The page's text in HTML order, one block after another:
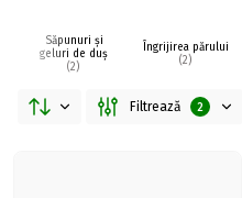
Săpunuri și
geluri de duș
(2)
Îngrijirea părului
(2)
Filtrează 2